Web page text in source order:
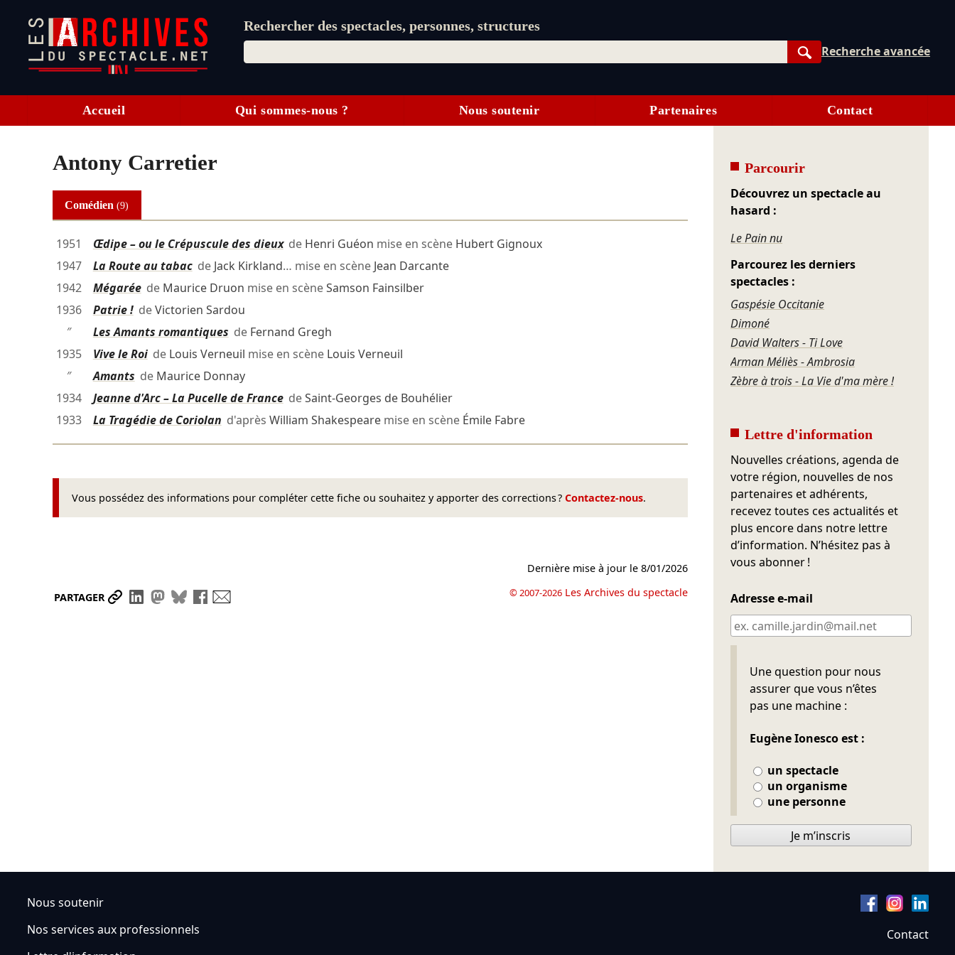
Rechercher des spectacles, personnes, structures
Rechercher
Recherche avancée
Accueil Qui sommes-nous ? Nous soutenir Partenaires Contact
Antony Carretier
Comédien(9)
1951 Œdipe – ou le Crépuscule des dieuxde Henri Guéon mise en scène Hubert Gignoux
1947
La Route au tabacde Jack Kirkland… mise en scène Jean Darcante
1942
Mégaréede Maurice Druon mise en scèneSamson Fainsilber
1936
Patrie !deVictorien Sardou
″
Les Amants romantiques de Fernand Gregh
1935
Vive le Roide Louis Verneuil mise en scène Louis Verneuil
″
Amants de Maurice Donnay
1934
Jeanne d'Arc – La Pucelle de FrancedeSaint-Georges de Bouhélier
1933
La Tragédie de Coriolan d'après William Shakespearemise en scène Émile Fabre
Vous possédez des informations pour compléter cette fiche ou souhaitez y apporter des corrections ? Contactez-nous.
PARTAGER Partager le lien
Partager sur LinkedIn
Partager sur Mastodon
Partager sur Bluesky
Partager sur Facebook
Dernière mise à jour le8/01/2026
© 2007-2026 Les Archives du spectacle
Parcourir
Découvrez un spectacle au
hasard :
Le Pain nu
Parcourez les derniers
spectacles :
Gaspésie Occitanie
Dimoné
David Walters - Ti Love
Arman Méliès - Ambrosia
Zèbre à trois - La Vie d'ma mère !
Lettre d'information
Nouvelles créations, agenda de
votre région, nouvelles de nos
partenaires et adhérents,
recevez toutes ces actualités et
plus encore dans notre lettre
d’information. N’hésitez pas à
vous abonner !
Adresse e-mail
Une question pour nous
assurer que vous n’êtes
pas une machine :
Eugène Ionesco est :
un spectacle
un organisme
une personne
Ne pas remplir
Je m’inscris
Nous soutenir
Nos services aux professionnels
Contact